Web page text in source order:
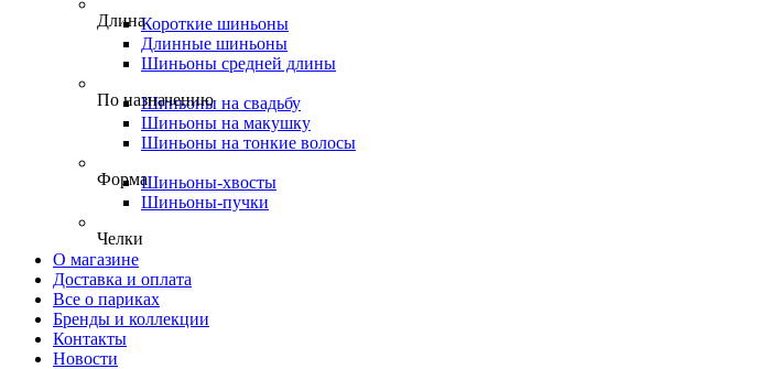
ДлинаКороткие шиньоны
Длинные шиньоны
Шиньоны средней длины
По назначению
Шиньоны на свадьбу
Шиньоны на макушку
Шиньоны на тонкие волосы
ФормаШиньоны-хвосты
Шиньоны-пучки
Челки
О магазине
Доставка и оплата
Все о париках
Бренды и коллекции
Контакты
Новости